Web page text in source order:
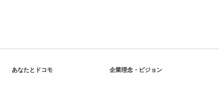
あなたとドコモ 企業理念・ビジョン